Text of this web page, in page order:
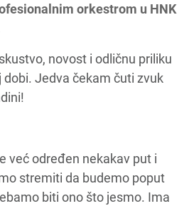
orkestrom u HNK
novost i odličnu priliku
dobi. Jedva čekam čuti zvuk
već određen nekakav put i
stremiti da budemo poput
biti ono što jesmo. Ima